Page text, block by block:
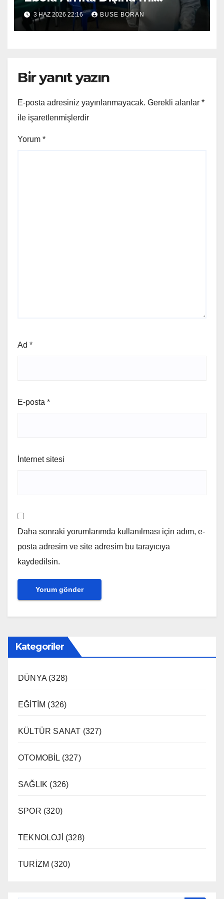
Yayılıyor?
3 HAZ 2026 22:16 BUSE BORAN
Bir yanıt yazın
E-posta adresiniz yayınlanmayacak. Gerekli alanlar *
ile işaretlenmişlerdir
Yorum *
Ad *
E-posta *
İnternet sitesi
Daha sonraki yorumlarımda kullanılması için adım, e-
posta adresim ve site adresim bu tarayıcıya
kaydedilsin.
Kategoriler
DÜNYA(328)
EĞİTİM (326)
KÜLTÜR SANAT (327)
OTOMOBİL(327)
SAĞLIK (326)
SPOR (320)
TEKNOLOJİ (328)
TURİZM (320)